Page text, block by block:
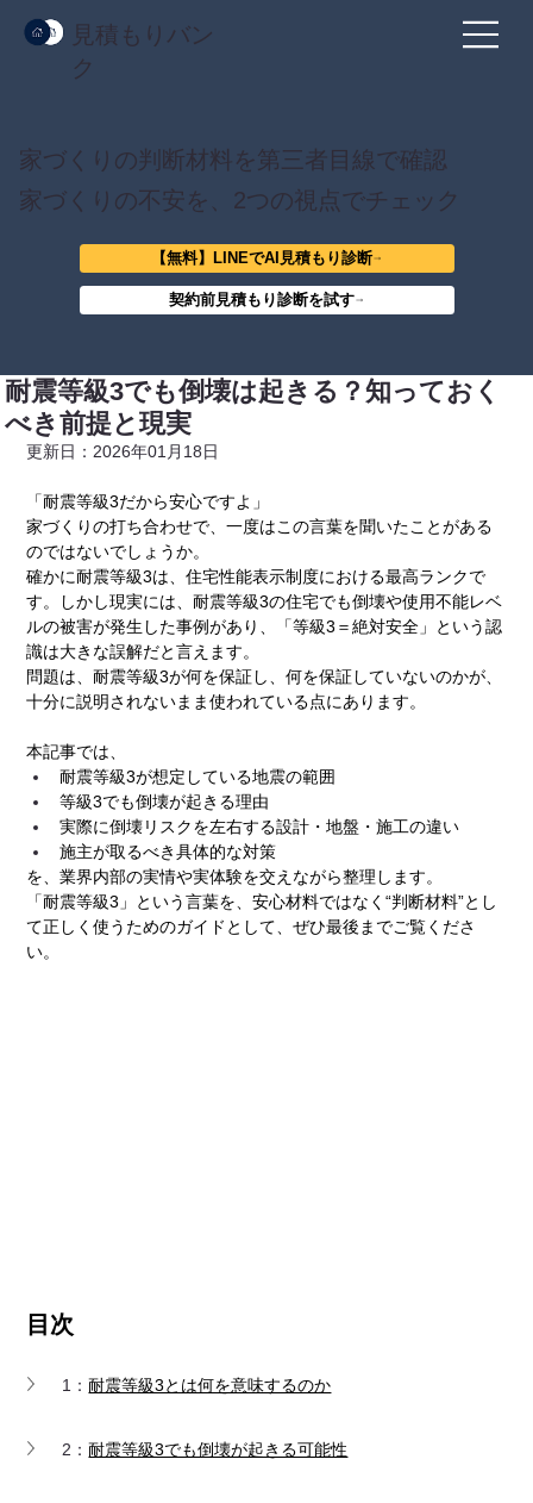
見積もりバン
ク
家づくりの判断材料を第三者目線で確認
家づくりの不安を、2つの視点でチェック
【無料】LINEでAI見積もり診断
契約前見積もり診断を試す
耐震等級3でも倒壊は起きる？知っておく
べき前提と現実
更新日：2026年01月18日
「耐震等級3だから安心ですよ」
家づくりの打ち合わせで、一度はこの言葉を聞いたことがある
のではないでしょうか。
確かに耐震等級3は、住宅性能表示制度における最高ランクで
す。しかし現実には、耐震等級3の住宅でも倒壊や使用不能レベ
ルの被害が発生した事例があり、「等級3＝絶対安全」という認
識は大きな誤解だと言えます。
問題は、耐震等級3が何を保証し、何を保証していないのかが、
十分に説明されないまま使われている点にあります。
本記事では、
耐震等級3が想定している地震の範囲
等級3でも倒壊が起きる理由
実際に倒壊リスクを左右する設計・地盤・施工の違い
施主が取るべき具体的な対策
を、業界内部の実情や実体験を交えながら整理します。
「耐震等級3」という言葉を、安心材料ではなく“判断材料”とし
て正しく使うためのガイドとして、ぜひ最後までご覧くださ
い。
目次
1：耐震等級3とは何を意味するのか
2：耐震等級3でも倒壊が起きる可能性